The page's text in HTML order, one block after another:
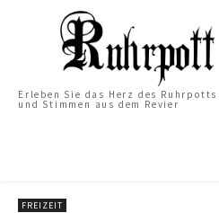
Erleben Sie das Herz des
und Stimmen aus dem Revier
FREIZEIT